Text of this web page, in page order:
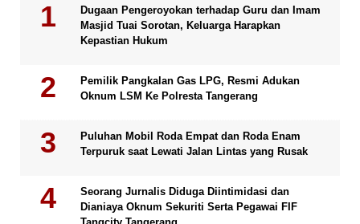
Dugaan Pengeroyokan terhadap Guru dan Imam
Masjid Tuai Sorotan, Keluarga Harapkan
Kepastian Hukum
Pemilik Pangkalan Gas LPG, Resmi Adukan
Oknum LSM Ke Polresta Tangerang
Puluhan Mobil Roda Empat dan Roda Enam
Terpuruk saat Lewati Jalan Lintas yang Rusak
Seorang Jurnalis Diduga Diintimidasi dan
Dianiaya Oknum Sekuriti Serta Pegawai FIF